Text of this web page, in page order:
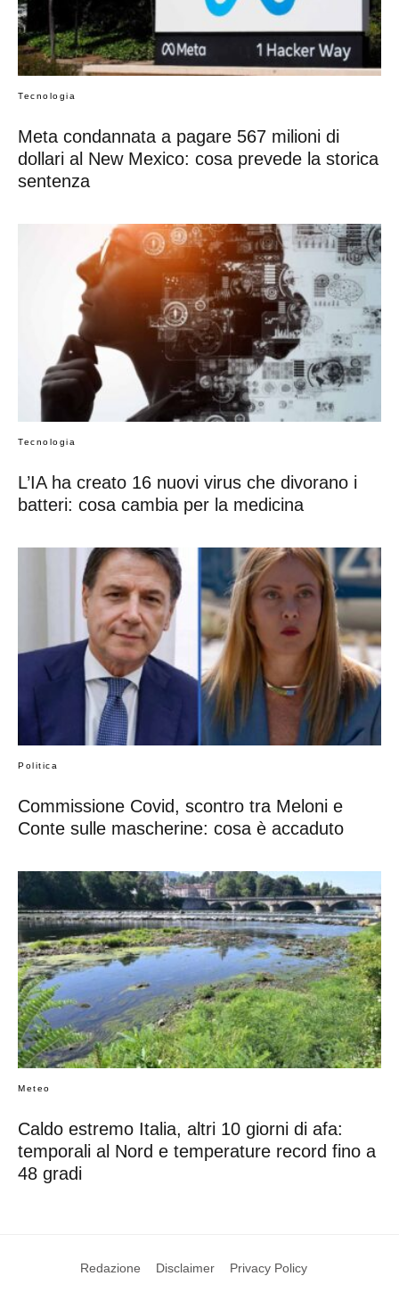
Tecnologia
Meta condannata a pagare 567 milioni di
dollari al New Mexico: cosa prevede la storica
sentenza
Tecnologia
L’IA ha creato 16 nuovi virus che divorano i
batteri: cosa cambia per la medicina
Politica
Commissione Covid, scontro tra Meloni e
Conte sulle mascherine: cosa è accaduto
Meteo
Caldo estremo Italia, altri 10 giorni di afa:
temporali al Nord e temperature record fino a
48 gradi
Redazione Disclaimer Privacy Policy